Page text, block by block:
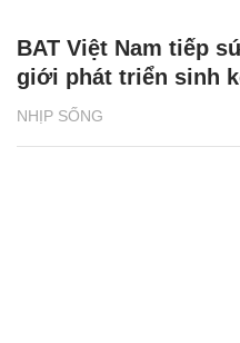
NHỊP SỐNG
BAT Việt Nam tiếp
giới phát triển sinh